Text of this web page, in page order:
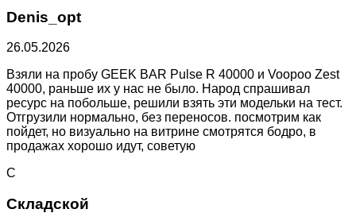
Denis_opt
26.05.2026
Взяли на пробу GEEK BAR Pulse R 40000 и Voopoo Zest
40000, раньше их у нас не было. Народ спрашивал
ресурс на побольше, решили взять эти модельки на тест.
Отгрузили нормально, без переносов. посмотрим как
пойдет, но визуально на витрине смотрятся бодро, в
продажах хорошо идут, советую
С
Складской